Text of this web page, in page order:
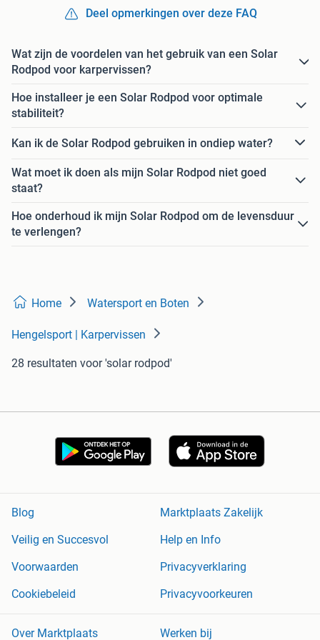
Deel opmerkingen over deze FAQ
Wat zijn de voordelen van het gebruik van een Solar
Rodpod voor karpervissen?
Hoe installeer je een Solar Rodpod voor optimale
stabiliteit?
Kan ik de Solar Rodpod gebruiken in ondiep water?
Wat moet ik doen als mijn Solar Rodpod niet goed
staat?
Hoe onderhoud ik mijn Solar Rodpod om de levensduur
te verlengen?
Home Watersport en Boten
Hengelsport | Karpervissen
28 resultaten voor 'solar rodpod'
Blog
Marktplaats Zakelijk
Veilig en Succesvol
Help en Info
Voorwaarden
Privacyverklaring
Cookiebeleid
Privacyvoorkeuren
Over Marktplaats Werken bij